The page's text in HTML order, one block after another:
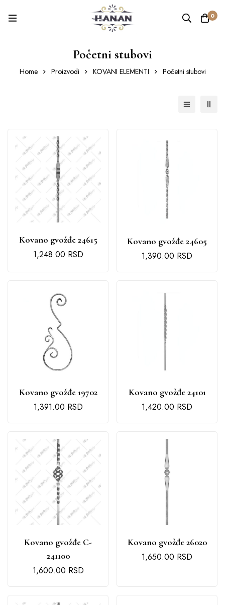
0
Početni stubovi
Home Proizvodi KOVANI ELEMENTI Početni stubovi
Kovano gvožđe 24615
1,248.00 RSD
Kovano gvožđe 24605
1,390.00 RSD
Kovano gvožđe 19702
1,391.00 RSD
Kovano gvožđe 24101
1,420.00 RSD
Kovano gvožđe C-
241100
1,600.00 RSD
Kovano gvožđe 26020
1,650.00 RSD